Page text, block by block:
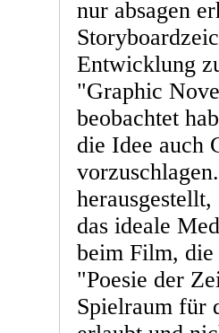
nur absagen
Entwicklung
"Graphic
beobachtet
die Idee auch
das ideale
beim Film, die
"Poesie der
Spielraum für